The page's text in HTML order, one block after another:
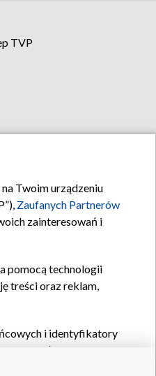
TVP
Twoim urządzeniu
Zaufanych Partnerów
zainteresowań i
pomocą technologii
treści oraz reklam,
i identyfikatory
pozostałych
spersonalizowanych